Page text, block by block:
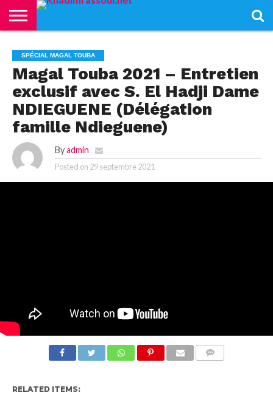
KHADIMRASSOUL
LE
MOURIDISME
ACTUALITÉS
CONTRIBUTIONS
PASS
–
PASS
NETALI
BOROM
NDAME
L’ISLAM
VIDÉOS
SPÉCIAL MAGAL TOUBA
Magal Touba 2021 – Entretien
exclusif avec S. El Hadji Dame
NDIEGUENE (Délégation
famille Ndieguene)
By admin
Posted on 29 septembre 2021
RELATED ITEMS: